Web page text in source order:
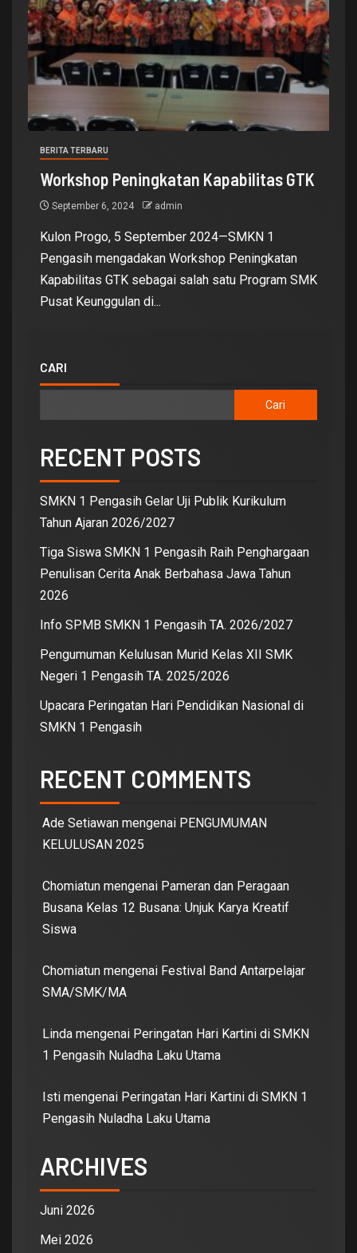
BERITA TERBARU
Workshop Peningkatan Kapabilitas GTK
September 6, 2024 admin
Kulon Progo, 5 September 2024—SMKN 1
Pengasih mengadakan Workshop Peningkatan
Kapabilitas GTK sebagai salah satu Program SMK
Pusat Keunggulan di...
CARI
Cari
RECENT POSTS
SMKN 1 Pengasih Gelar Uji Publik Kurikulum
Tahun Ajaran 2026/2027
Tiga Siswa SMKN 1 Pengasih Raih Penghargaan
Penulisan Cerita Anak Berbahasa Jawa Tahun
2026
Info SPMB SMKN 1 Pengasih TA. 2026/2027
Pengumuman Kelulusan Murid Kelas XII SMK
Negeri 1 Pengasih TA. 2025/2026
Upacara Peringatan Hari Pendidikan Nasional di
SMKN 1 Pengasih
RECENT COMMENTS
Ade Setiawan mengenai PENGUMUMAN
KELULUSAN 2025
Chomiatun mengenai Pameran dan Peragaan
Busana Kelas 12 Busana: Unjuk Karya Kreatif
Siswa
Chomiatun mengenai Festival Band Antarpelajar
SMA/SMK/MA
Linda mengenai Peringatan Hari Kartini di SMKN
1 Pengasih Nuladha Laku Utama
Isti mengenai Peringatan Hari Kartini di SMKN 1
Pengasih Nuladha Laku Utama
ARCHIVES
Juni 2026
Mei 2026